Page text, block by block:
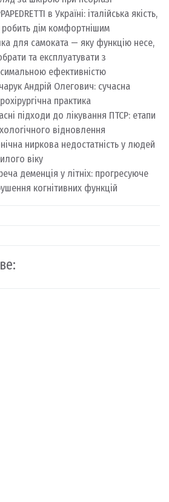
в Україні: італійська якість,
робить дім комфортнішим
для самоката — яку функцію несе,
та експлуатувати з
ефективністю
Андрій Олегович: сучасна
практика
підходи до лікування ПТСР: етапи
відновлення
ниркова недостатність у людей
віку
деменція у літніх: прогресуюче
когнітивних функцій